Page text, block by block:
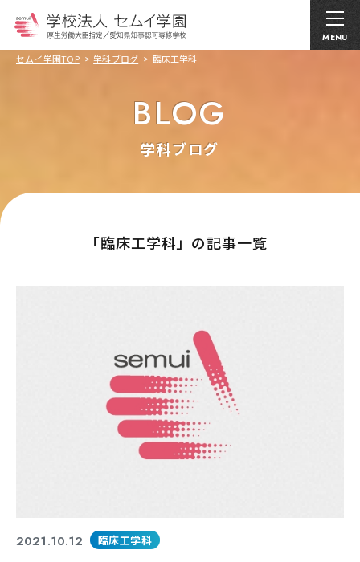
MENU
セムイ学園TOP 学科ブログ 臨床工学科
BLOG
学科ブログ
｢臨床工学科」の記事一覧
2021.10.12 臨床工学科